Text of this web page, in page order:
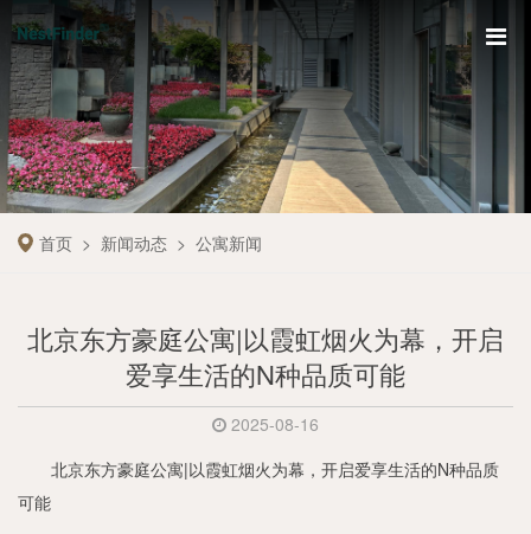
首页 新闻动态 公寓新闻
北京东方豪庭公寓|以霞虹烟火为幕，开启
爱享生活的N种品质可能
2025-08-16
北京东方豪庭公寓|以霞虹烟火为幕，开启爱享生活的N种品质
可能